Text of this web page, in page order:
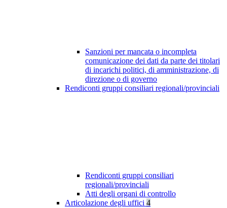
Sanzioni per mancata o incompleta
comunicazione dei dati da parte dei titolari
di incarichi politici, di amministrazione, di
direzione o di governo
Rendiconti gruppi consiliari regionali/provinciali
Rendiconti gruppi consiliari
regionali/provinciali
Atti degli organi di controllo
Articolazione degli uffici 4